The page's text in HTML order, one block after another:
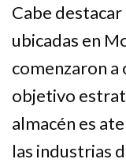
Cabe
ubicadas en
comenzaron
objetivo
almacén es
las industrias